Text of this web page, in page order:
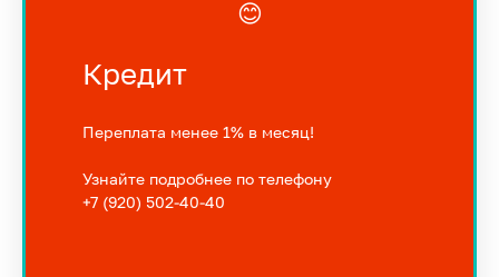
😊
Кредит
Переплата менее 1% в месяц!
Узнайте подробнее по телефону
+7 (920) 502-40-40